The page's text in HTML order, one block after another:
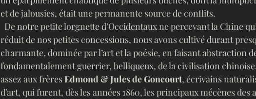
et de jalousies, était une permanente source de conflits.
réduit de nos petites concessions, nous avons cultivé durant
charmante, dominée par l’art et la poésie, en faisant abstraction
fondamentalement guerrier, belliqueux, de la civilisation
assez aux frères Edmond & Jules de Goncourt, écrivains
d’art, qui furent, dès les années 1860, les principaux mécènes